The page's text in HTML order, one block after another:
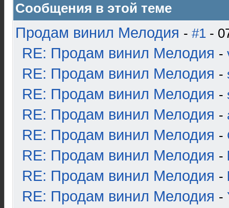
Сообщения в этой теме
Продам винил Мелодия - #1 -
RE: Продам винил Мелодия -
RE: Продам винил Мелодия -
RE: Продам винил Мелодия -
RE: Продам винил Мелодия -
RE: Продам винил Мелодия -
RE: Продам винил Мелодия -
RE: Продам винил Мелодия -
RE: Продам винил Мелодия -